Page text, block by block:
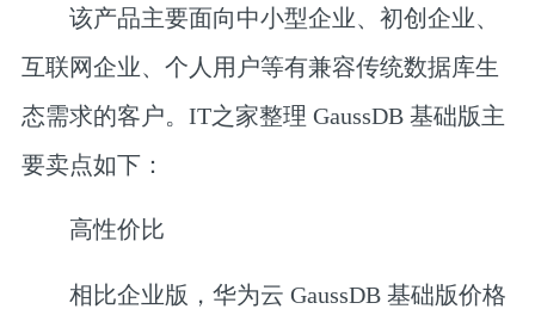
该产品主要面向中小型企业、初创企业、
互联网企业、个人用户等有兼容传统数据库生
态需求的客户。IT之家整理 GaussDB 基础版主
要卖点如下：
高性价比
相比企业版，华为云 GaussDB 基础版价格